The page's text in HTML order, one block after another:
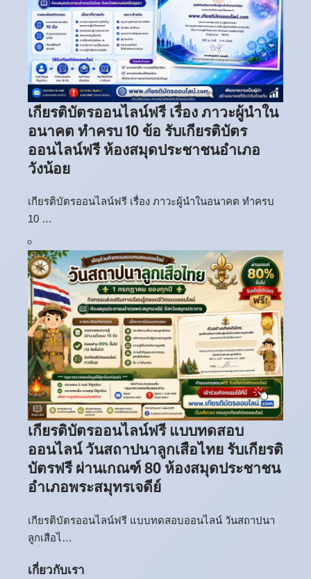
เกียรติบัตรออนไลน์ฟรี เรื่อง ภาวะผู้นำใน
อนาคต ทำครบ 10 ข้อ รับเกียรติบัตร
ออนไลน์ฟรี ห้องสมุดประชาชนอำเภอ
วังน้อย
เกียรติบัตรออนไลน์ฟรี เรื่อง ภาวะผู้นำในอนาคต ทำครบ
10 …
เกียรติบัตรออนไลน์ฟรี แบบทดสอบ
ออนไลน์ วันสถาปนาลูกเสือไทย รับเกียรติ
บัตรฟรี ผ่านเกณฑ์ 80 ห้องสมุดประชาชน
อำเภอพระสมุทรเจดีย์
เกียรติบัตรออนไลน์ฟรี แบบทดสอบออนไลน์ วันสถาปนา
ลูกเสือไ…
เกี่ยวกับเรา